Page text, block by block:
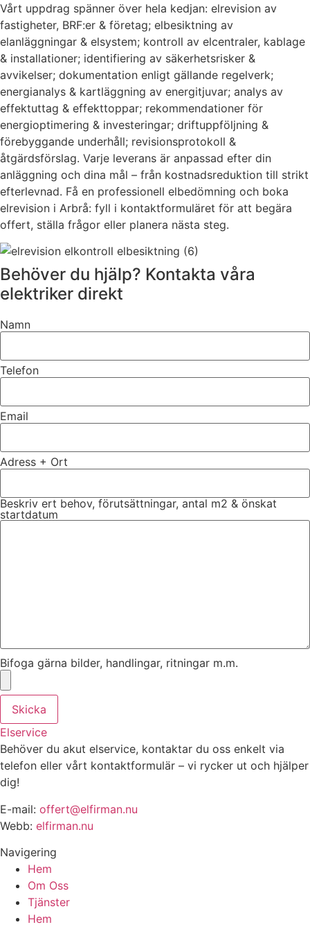
Vårt uppdrag spänner över hela kedjan: elrevision av
fastigheter, BRF:er & företag; elbesiktning av
elanläggningar & elsystem; kontroll av elcentraler, kablage
& installationer; identifiering av säkerhetsrisker &
avvikelser; dokumentation enligt gällande regelverk;
energianalys & kartläggning av energitjuvar; analys av
effektuttag & effekttoppar; rekommendationer för
energioptimering & investeringar; driftuppföljning &
förebyggande underhåll; revisionsprotokoll &
åtgärdsförslag. Varje leverans är anpassad efter din
anläggning och dina mål – från kostnadsreduktion till strikt
efterlevnad. Få en professionell elbedömning och boka
elrevision i Arbrå: fyll i kontaktformuläret för att begära
offert, ställa frågor eller planera nästa steg.
Behöver du hjälp? Kontakta våra
elektriker direkt
Namn
Telefon
Email
Adress + Ort
Beskriv ert behov, förutsättningar, antal m2 & önskat
startdatum
Bifoga gärna bilder, handlingar, ritningar m.m.
Skicka
Elservice
Behöver du akut elservice, kontaktar du oss enkelt via
telefon eller vårt kontaktformulär – vi rycker ut och hjälper
dig!
E-mail: offert@elfirman.nu
Webb: elfirman.nu
Navigering
Hem
Om Oss
Tjänster
Hem